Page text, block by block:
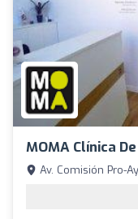
MOMA Clínica
Av. Comisión Pro-